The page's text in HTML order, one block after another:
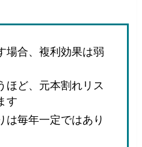
場合、複利効果は弱
ほど、元本割れリス
す
は毎年一定ではあり